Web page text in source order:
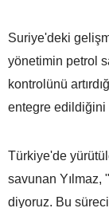
Suriye'deki
yönetimin petrol
kontrolünü
entegre edildiğini
Türkiye'de
savunan Yılmaz,
diyoruz. Bu